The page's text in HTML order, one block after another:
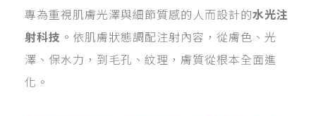
專為重視肌膚光澤與細節質感的人而設計的水光注
射科技 。依肌膚狀態調配注射內容，從膚色、光
澤、保水力，到毛孔、紋理，膚質從根本全面進
化。